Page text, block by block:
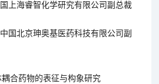
上海睿智化学研究有限公司副总裁
国北京珅奥基医药科技有限公司副
耦合药物的表征与构象研究